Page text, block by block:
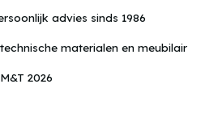
advies sinds 1986
materialen en meubilair
2026